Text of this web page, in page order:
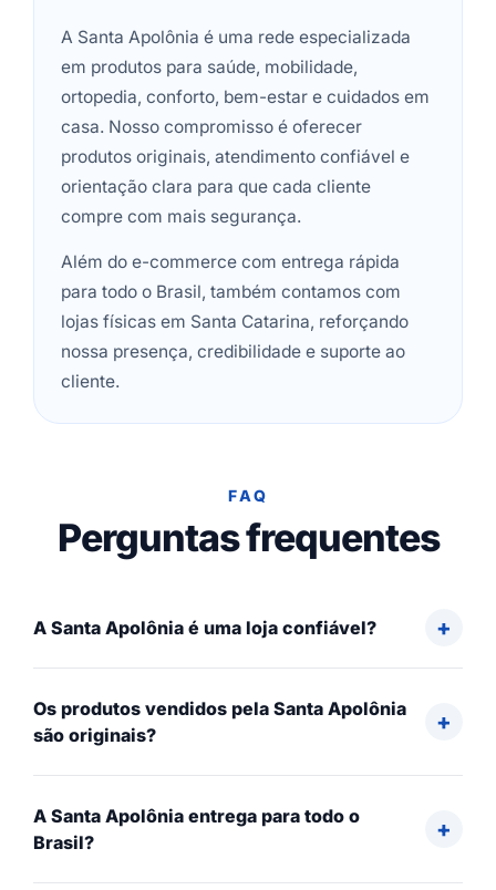
A Santa Apolônia é uma rede especializada
em produtos para saúde, mobilidade,
ortopedia, conforto, bem-estar e cuidados em
casa. Nosso compromisso é oferecer
produtos originais, atendimento confiável e
orientação clara para que cada cliente
compre com mais segurança.
Além do e-commerce com entrega rápida
para todo o Brasil, também contamos com
lojas físicas em Santa Catarina, reforçando
nossa presença, credibilidade e suporte ao
cliente.
FAQ
Perguntas frequentes
A Santa Apolônia é uma loja confiável?
Os produtos vendidos pela Santa Apolônia
são originais?
A Santa Apolônia entrega para todo o
Brasil?